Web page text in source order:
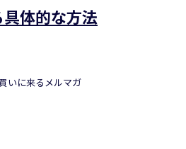
体的な方法
いに来るメルマガ